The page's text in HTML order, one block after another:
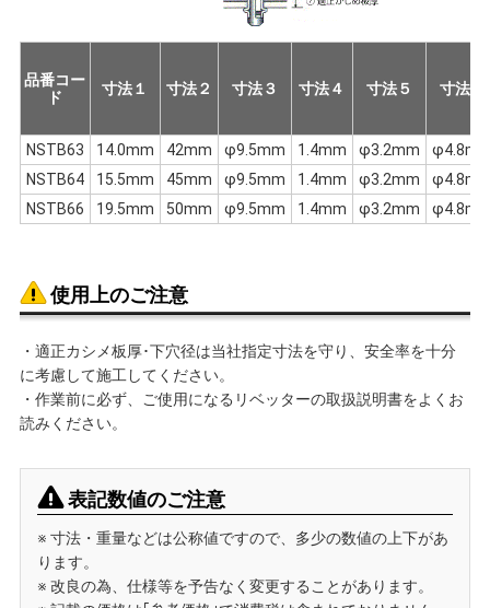
品番コー
ド
寸法１ 寸法２ 寸法３ 寸法４ 寸法５ 寸法６
NSTB63 14.0mm 42mm φ9.5mm 1.4mm φ3.2mm
NSTB64
15.5mm 45mm φ9.5mm 1.4mm φ3.2mm
NSTB66
19.5mm 50mm φ9.5mm 1.4mm φ3.2mm
使用上のご注意
・適正カシメ板厚･下穴径は当社指定寸法を守り、安全率を十分
に考慮して施工してください。
・作業前に必ず、ご使用になるリベッターの取扱説明書をよくお
読みください。
表記数値のご注意
※ 寸法・重量などは公称値ですので、多少の数値の上下があ
ります。
※ 改良の為、仕様等を予告なく変更することがあります。